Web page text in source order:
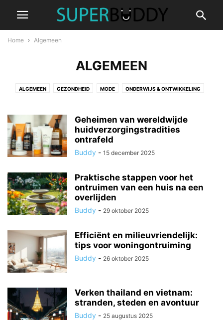
Home Algemeen
ALGEMEEN
ALGEMEEN GEZONDHEID MODE ONDERWIJS & ONTWIKKELING
Geheimen van wereldwijde
huidverzorgingstradities
ontrafeld
Buddy - 15 december 2025
Praktische stappen voor het
ontruimen van een huis na een
overlijden
Buddy - 29 oktober 2025
Efficiënt en milieuvriendelijk:
tips voor woningontruiming
Buddy - 26 oktober 2025
Verken thailand en vietnam:
stranden, steden en avontuur
Buddy - 25 augustus 2025